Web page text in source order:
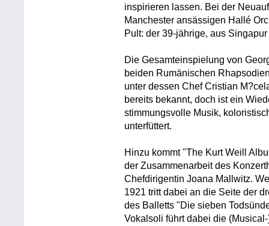
inspirieren lassen. Bei der
Manchester ansässigen Hallé
Pult: der 39-jährige, aus
Die Gesamteinspielung von
beiden Rumänischen
unter dessen Chef Cristian
bereits bekannt, doch ist ein
stimmungsvolle Musik,
unterfüttert.
Hinzu kommt "The Kurt Weill
der Zusammenarbeit des
Chefdirigentin Joana Mallwitz.
1921 tritt dabei an die Seite der
des Balletts "Die sieben
Vokalsoli führt dabei die